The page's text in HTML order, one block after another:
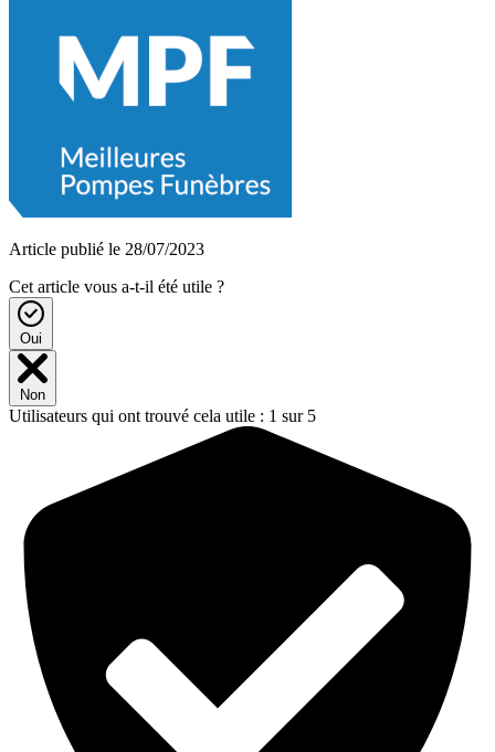
Article publié le 28/07/2023
Cet article vous a-t-il été utile ?
Oui
Non
Utilisateurs qui ont trouvé cela utile : 1 sur 5